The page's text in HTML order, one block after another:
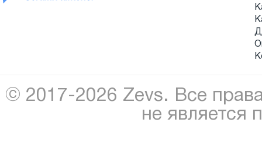
© 2017-2026 Zevs. Все
не является